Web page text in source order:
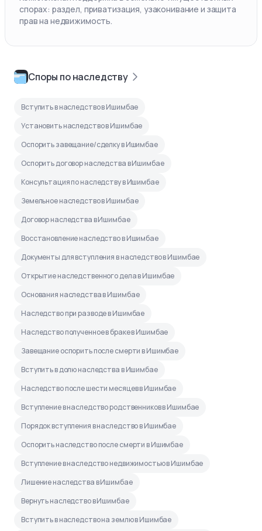
спорах: раздел, приватизация, узаконивание и защита
прав на недвижимость.
Споры по наследству
Вступить в наследство в Ишимбае
Установить наследство в Ишимбае
Оспорить завещание/сделку в Ишимбае
Оспорить договор наследства в Ишимбае
Консультация по наследству в Ишимбае
Земельное наследство в Ишимбае
Договор наследства в Ишимбае
Восстановление наследство в Ишимбае
Документы для вступления в наследство в Ишимбае
Открытие наследственного дела в Ишимбае
Основания наследства в Ишимбае
Наследство при разводе в Ишимбае
Наследство полученное в браке в Ишимбае
Завещание оспорить после смерти в Ишимбае
Вступить в долю наследства в Ишимбае
Наследство после шести месяцев в Ишимбае
Вступление в наследство родственников в Ишимбае
Порядок вступления в наследство в Ишимбае
Оспорить наследство после смерти в Ишимбае
Вступление в наследство недвижимостью в Ишимбае
Лишение наследства в Ишимбае
Вернуть наследство в Ишимбае
Вступить в наследство на землю в Ишимбае